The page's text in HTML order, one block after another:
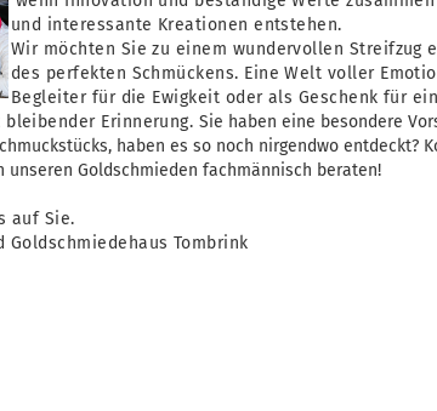
und interessante Kreationen entstehen.
Wir möchten Sie zu einem wundervollen Streifzug
des perfekten Schmückens. Eine Welt voller
Begleiter für die Ewigkeit oder als Geschenk für
bleibenderErinnerung. Sie haben eine besondere
haben es so noch nirgendwo entdeckt?
unseren Goldschmieden fachmännisch beraten!
auf Sie.
Goldschmiedehaus Tombrink